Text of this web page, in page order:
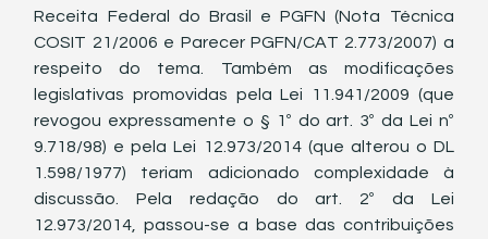
Receita Federal do Brasil e PGFN (Nota Técnica
COSIT 21/2006 e Parecer PGFN/CAT 2.773/2007) a
respeito do tema. Também as modificações
legislativas promovidas pela Lei 11.941/2009 (que
revogou expressamente o § 1º do art. 3º da Lei nº
9.718/98) e pela Lei 12.973/2014 (que alterou o DL
1.598/1977) teriam adicionado complexidade à
discussão. Pela redação do art. 2º da Lei
12.973/2014, passou-se a base das contribuições